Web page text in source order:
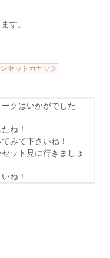
す。
セットカヤック
クはいかがでした
ね！
みて下さいね！
ット見に行きましょ
ね！